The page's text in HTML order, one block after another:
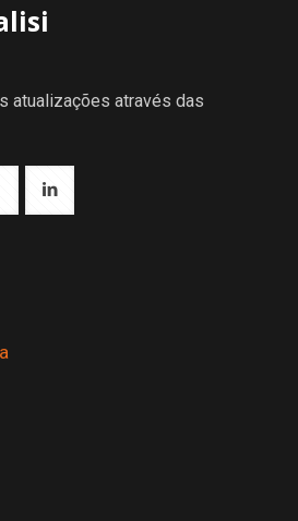
atualizações através das